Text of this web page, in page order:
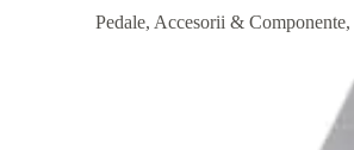
Pedale, Accesorii & Componente,